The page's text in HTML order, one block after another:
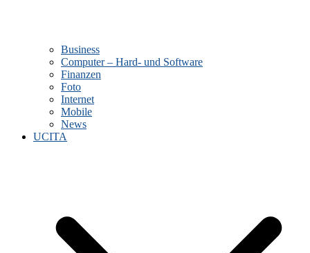
Business
Computer – Hard- und Software
Finanzen
Foto
Internet
Mobile
News
UCITA